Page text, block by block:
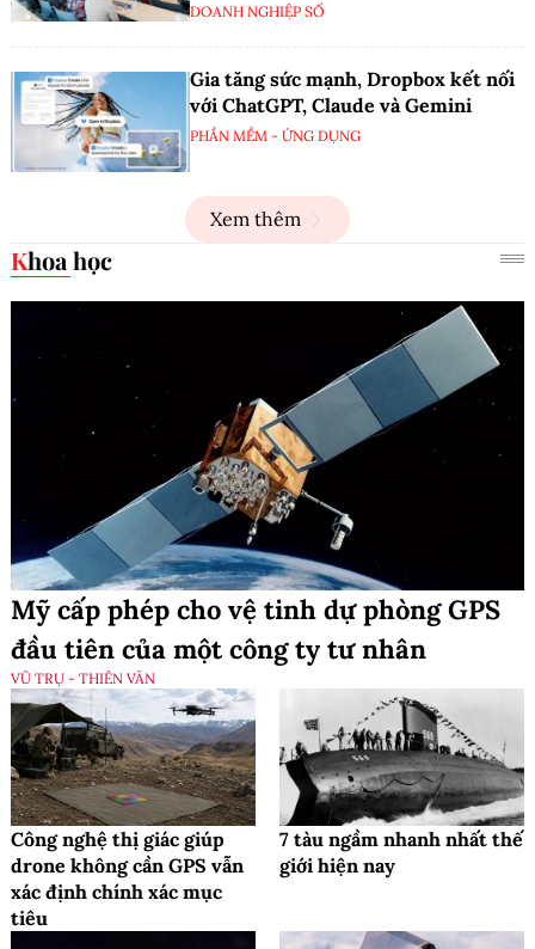
DOANH NGHIỆP SỐ
Gia tăng sức mạnh, Dropbox kết nối
với ChatGPT, Claude và Gemini
PHẦN MỀM - ỨNG DỤNG
Xem thêm
Khoa học
Mỹ cấp phép cho vệ tinh dự phòng GPS
đầu tiên của một công ty tư nhân
VŨ TRỤ - THIÊN VĂN
Công nghệ thị giác giúp
drone không cần GPS vẫn
xác định chính xác mục
tiêu
7 tàu ngầm nhanh nhất thế
giới hiện nay